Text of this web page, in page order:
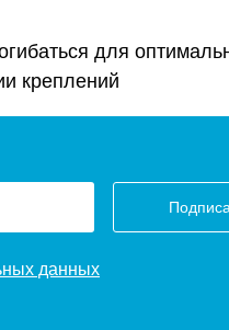
для
креплений
данных